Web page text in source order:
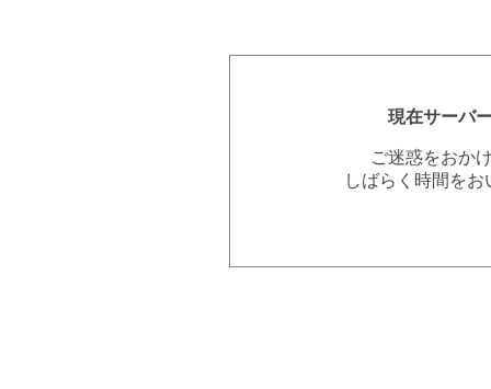
現在サーバ
ご迷惑をおか
しばらく時間を